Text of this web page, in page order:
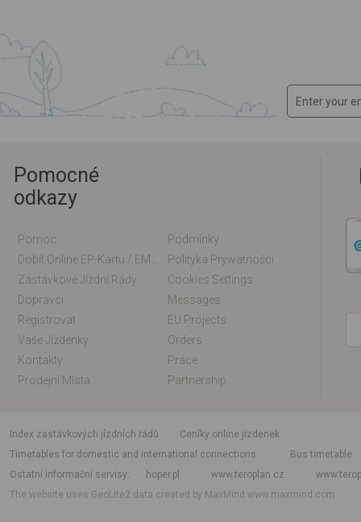
Pomocné
odkazy
Pomoc
Podmínky
Polityka Prywatności
Zastávkové Jízdní Řády
Cookies Settings
Dopravci
Messages
Registrovat
EU Projects
Vaše Jízdenky
Orders
Kontakty
Práce
Prodejní Místa
Partnership
index zastávkových jízdních řádů
Ceníky online jízdenek
Timetables for domestic and international connections
Bus timetable
Ostatní informační servisy
hoper.pl www.teroplan.cz
The website uses GeoLite2 data created by MaxMindwww.maxmind.com